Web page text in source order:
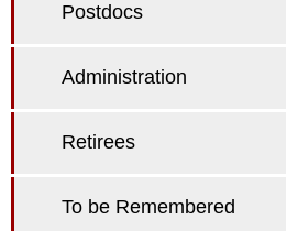
Postdocs
Administration
Retirees
To be Remembered